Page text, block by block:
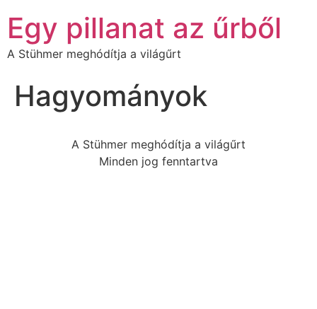
Egy pillanat az űrből
A Stühmer meghódítja a világűrt
Hagyományok
A Stühmer meghódítja a világűrt
Minden jog fenntartva